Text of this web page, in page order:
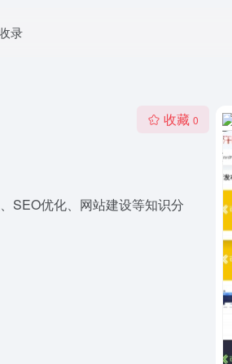
录
收藏 0
SEO优化、网站建设等知识分